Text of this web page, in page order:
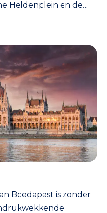
Heldenplein en de
voor zowel
van Boedapest, en
en attracties
heeft een lange
tot de middeleeuwen.
Boedapest is zonder